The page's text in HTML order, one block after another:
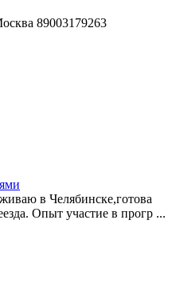
89003179263
в Челябинске,готова
Опыт участие в прогр ...